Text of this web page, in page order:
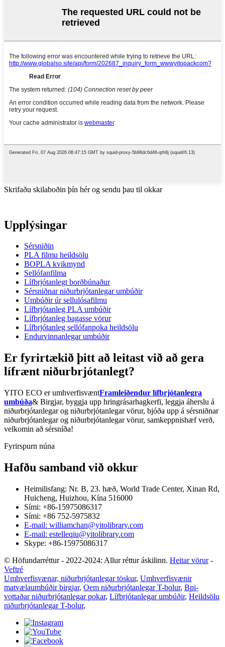
Skrifaðu skilaboðin þín hér og sendu þau til okkar
Upplýsingar
Sérsniðin
PLA filmu heildsölu
BOPLA kvikmynd
Sellófanfilma
Lífbrjótanlegt borðbúnaður
Sérsniðnar niðurbrjótanlegar umbúðir
Umbúðir úr sellulósafilmu
Lífbrjótanleg PLA umbúðir
Lífbrjótanleg bagasse vörur
Lífbrjótanleg sellófanpoka heildsölu
Endurvinnanlegar umbúðir
Er fyrirtækið þitt að leitast við að gera
lífrænt niðurbrjótanlegt?
YITO ECO er umhverfisvæntFramleiðendur lífbrjótanlegra
umbúða& Birgjar, byggja upp hringrásarhagkerfi, leggja áherslu á
niðurbrjótanlegar og niðurbrjótanlegar vörur, bjóða upp á sérsniðnar
niðurbrjótanlegar og niðurbrjótanlegar vörur, samkeppnishæf verð,
velkomin að sérsníða!
Fyrirspurn núna
Hafðu samband við okkur
Heimilisfang: Nr. B, 23. hæð, World Trade Center, Xinan Rd,
Huicheng, Huizhou, Kína 516000
Sími: +86-15975086317
Sími: +86 752-5975832
E-mail: williamchan@yitolibrary.com
E-mail: estelleqiu@yitolibrary.com
Skype: +86-15975086317
© Höfundarréttur - 2022-2024: Allur réttur áskilinn. Heitar vörur-
Veftré
Umhverfisvænar, niðurbrjótanlegar töskur, Umhverfisvænir
matvælaumbúðir birgjar, Oem niðurbrjótanlegar T-bolur, Bpi-
vottaðar niðurbrjótanlegar pokar, Lífbrjótanlegar umbúðir, Heildsölu
niðurbrjótanlegar T-bolur,